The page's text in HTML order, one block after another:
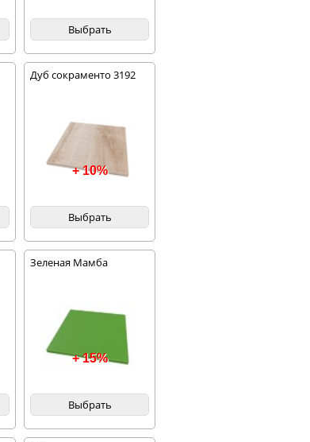
Выбрать
Дуб сокраменто 3192
+ 10%
Выбрать
Зеленая Мамба
+ 15%
Выбрать